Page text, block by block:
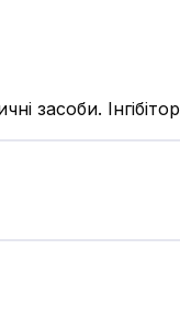
засоби.